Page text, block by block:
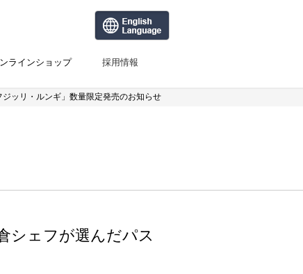
ラインショップ 採用情報
ッリ・ルンギ」数量限定発売のお知らせ
シェフが選んだパス